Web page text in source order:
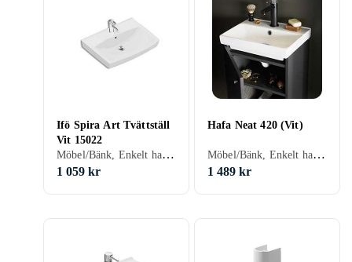
Ifö Spira Art Tvättställ
Vit 15022
Möbel/Bänk, Enkelt handfat, 570 mm, Vit
1 059 kr
Hafa Neat 420 (Vit)
Möbel/Bänk, Enkelt handfat, 420 mm, Vit, Grå
1 489 kr